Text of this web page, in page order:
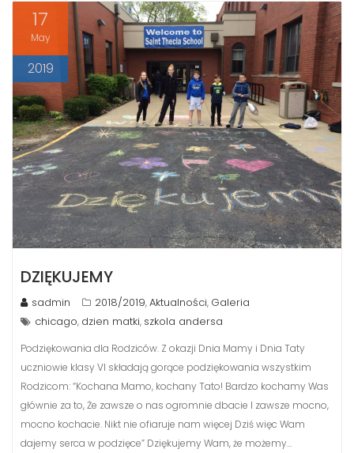
17
May
2019
DZIĘKUJEMY
sadmin 2018/2019,Aktualności, Galeria
chicago, dzien matki, szkola andersa
Podziękowania dla Rodziców. Z okazji Dnia Mamy i Dnia Taty
uczniowie klasy VI składają gorące podziękowania wszystkim
Rodzicom: “Kochana Mamo, kochany Tato! Bardzo kochamy Was
głównie za to, Że zawsze o nas ogromnie dbacie I zawsze mocno,
mocno kochacie. Nikt nie ofiaruje nam więcej Dziś więc Wam
dajemy serca w podzięce” Dziękujemy Wam, że możemy…